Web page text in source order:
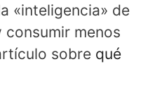
«inteligencia» de
menos
sobre qué